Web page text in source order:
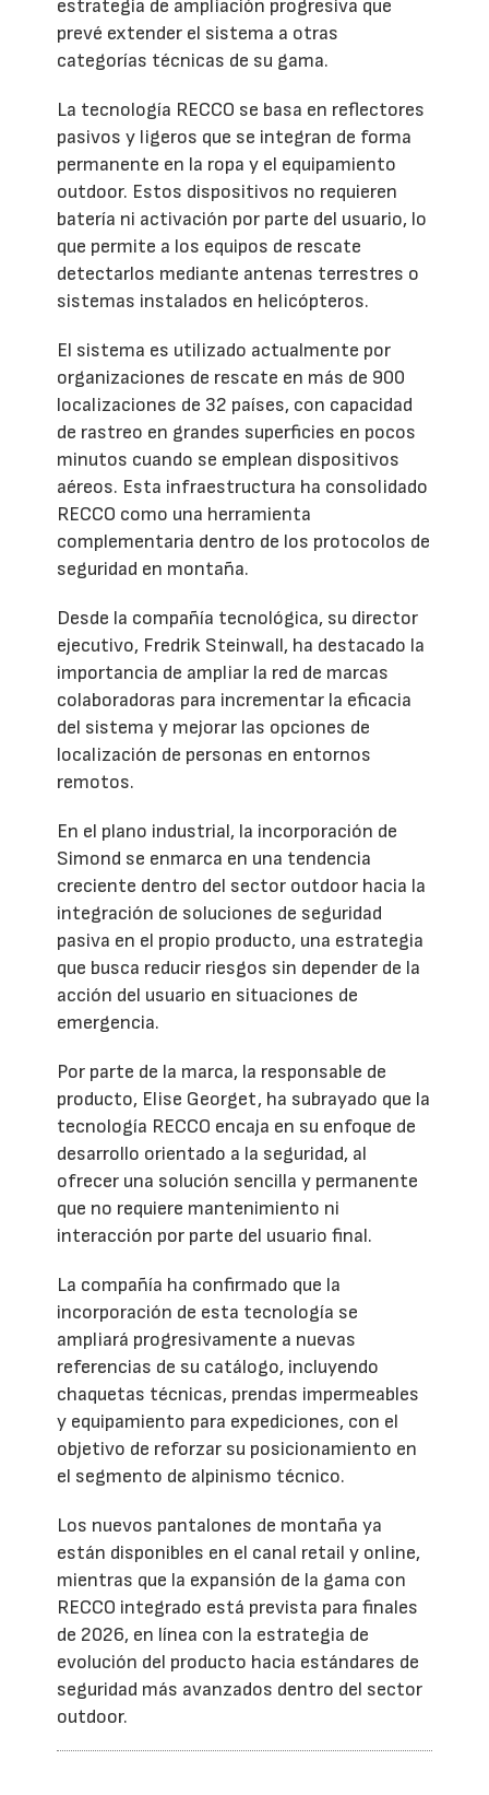
estrategia de ampliación progresiva que
prevé extender el sistema a otras
categorías técnicas de su gama.
La tecnología RECCO se basa en reflectores
pasivos y ligeros que se integran de forma
permanente en la ropa y el equipamiento
outdoor. Estos dispositivos no requieren
batería ni activación por parte del usuario, lo
que permite a los equipos de rescate
detectarlos mediante antenas terrestres o
sistemas instalados en helicópteros.
El sistema es utilizado actualmente por
organizaciones de rescate en más de 900
localizaciones de 32 países, con capacidad
de rastreo en grandes superficies en pocos
minutos cuando se emplean dispositivos
aéreos. Esta infraestructura ha consolidado
RECCO como una herramienta
complementaria dentro de los protocolos de
seguridad en montaña.
Desde la compañía tecnológica, su director
ejecutivo, Fredrik Steinwall, ha destacado la
importancia de ampliar la red de marcas
colaboradoras para incrementar la eficacia
del sistema y mejorar las opciones de
localización de personas en entornos
remotos.
En el plano industrial, la incorporación de
Simond se enmarca en una tendencia
creciente dentro del sector outdoor hacia la
integración de soluciones de seguridad
pasiva en el propio producto, una estrategia
que busca reducir riesgos sin depender de la
acción del usuario en situaciones de
emergencia.
Por parte de la marca, la responsable de
producto, Elise Georget, ha subrayado que la
tecnología RECCO encaja en su enfoque de
desarrollo orientado a la seguridad, al
ofrecer una solución sencilla y permanente
que no requiere mantenimiento ni
interacción por parte del usuario final.
La compañía ha confirmado que la
incorporación de esta tecnología se
ampliará progresivamente a nuevas
referencias de su catálogo, incluyendo
chaquetas técnicas, prendas impermeables
y equipamiento para expediciones, con el
objetivo de reforzar su posicionamiento en
el segmento de alpinismo técnico.
Los nuevos pantalones de montaña ya
están disponibles en el canal retail y online,
mientras que la expansión de la gama con
RECCO integrado está prevista para finales
de 2026, en línea con la estrategia de
evolución del producto hacia estándares de
seguridad más avanzados dentro del sector
outdoor.